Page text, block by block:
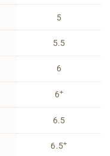
5
5.5
6
6+
6.5
6.5+